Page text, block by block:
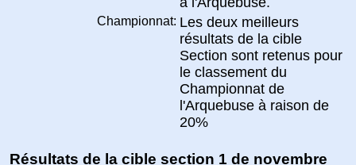
Championnat: Les deux meilleurs
résultats de la cible
Section sont retenus pour
le classement du
Championnat de
l'Arquebuse à raison de
20%
Résultats de la cible section 1 de novembre